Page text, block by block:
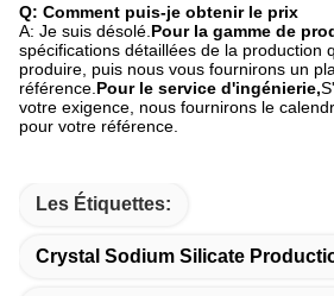
Q: Comment puis-je obtenir le prix
A: Je suis désolé. Pour la gamme de
spécifications détaillées de la production
produire, puis nous vous fournirons un
référence. Pour le service d'ingénierie,
votre exigence, nous fournirons le
pour votre référence.
Les Étiquettes:
Crystal Sodium Silicate